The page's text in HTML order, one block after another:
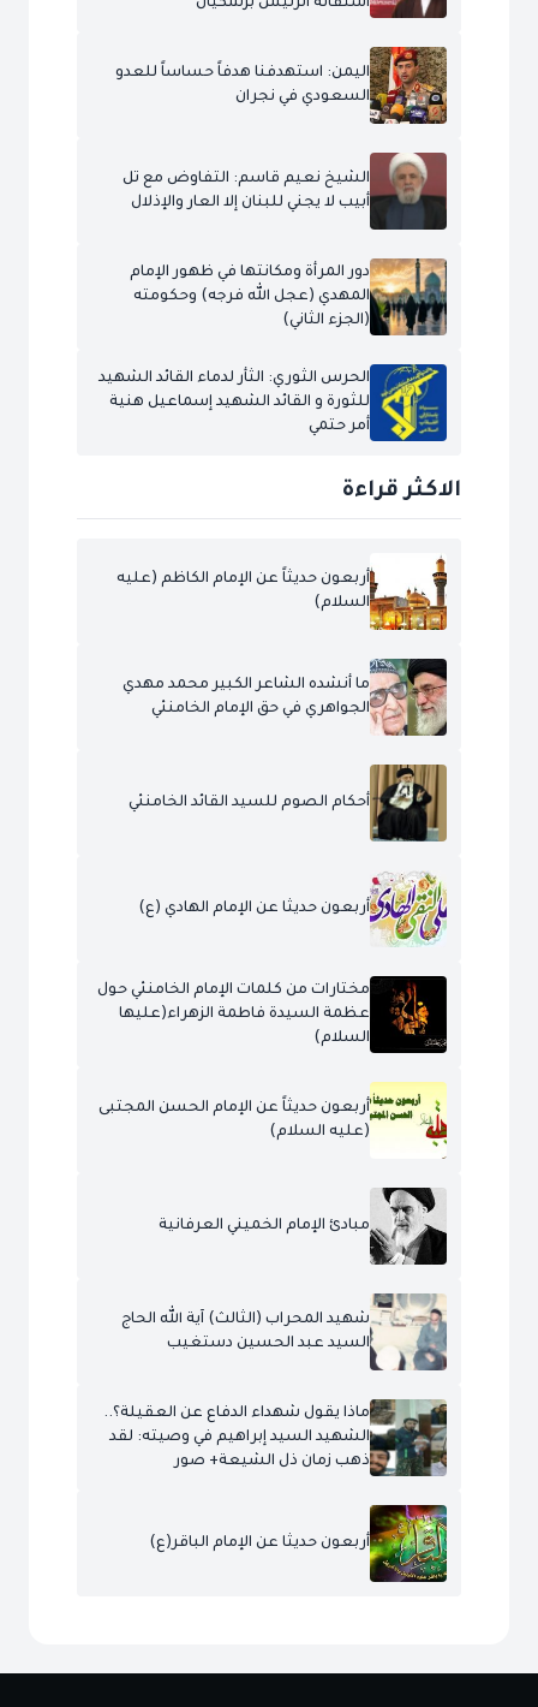
استقالة الرئيس بزشكيان
اليمن: استهدفنا هدفاً حساساً للعدو
السعودي في نجران
الشيخ نعيم قاسم: التفاوض مع تل
أبيب لا يجني للبنان إلا العار والإذلال
دور المرأة ومكانتها في ظهور الإمام
المهدي (عجل الله فرجه) وحكومته
(الجزء الثاني)
الحرس الثوري: الثأر لدماء القائد الشهيد
للثورة و القائد الشهيد إسماعيل هنية
أمر حتمي
الاكثر قراءة
أربعون حديثاً عن الإمام الكاظم (عليه
السلام)
ما أنشده الشاعر الكبير محمد مهدي
الجواهري في حق الإمام الخامنئي
أحكام الصوم للسيد القائد الخامنئي
أربعون حديثا عن الإمام الهادي (ع)
مختارات من كلمات الإمام الخامنئي حول
عظمة السيدة فاطمة الزهراء(عليها
السلام)
أربعون حديثاً عن الإمام الحسن المجتبى
(عليه السلام)
مبادئ الإمام الخميني العرفانية
شهيد المحراب (الثالث) آية الله الحاج
السيد عبد الحسين دستغيب
ماذا يقول شهداء الدفاع عن العقيلة؟..
الشهيد السيد إبراهيم في وصيته: لقد
ذهب زمان ذل الشيعة+ صور
أربعون حديثا عن الإمام الباقر(ع)